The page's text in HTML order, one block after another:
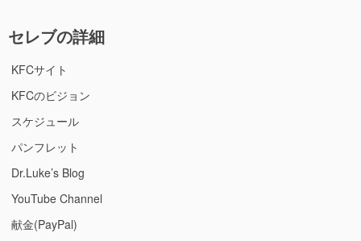
セレブの詳細
KFCサイト
KFCのビジョン
スケジュール
パンフレット
Dr.Luke’s Blog
YouTube Channel
献金(PayPal)